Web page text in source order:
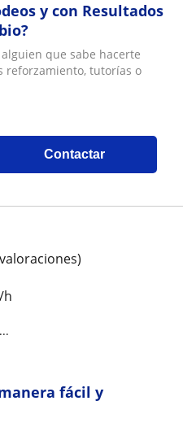
y con Resultados
que sabe hacerte
reforzamiento, tutorías o
Contactar
/h
fácil y